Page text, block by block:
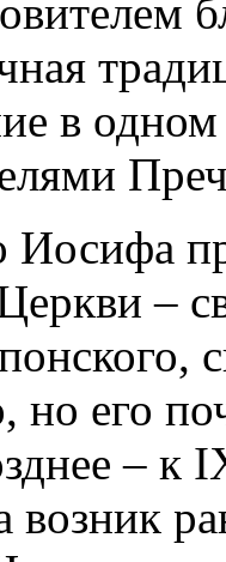
в
Иосифа
–
но его
– к
возник